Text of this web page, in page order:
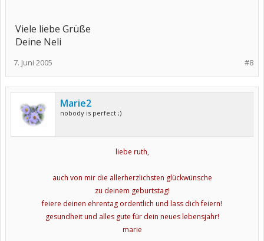
Viele liebe Grüße
Deine Neli
#8
7. Juni 2005
Marie2
nobody is perfect ;)
liebe ruth,
auch von mir die allerherzlichsten glückwünsche
zu deinem geburtstag!
feiere deinen ehrentag ordentlich und lass dich feiern!
gesundheit und alles gute für dein neues lebensjahr!
marie